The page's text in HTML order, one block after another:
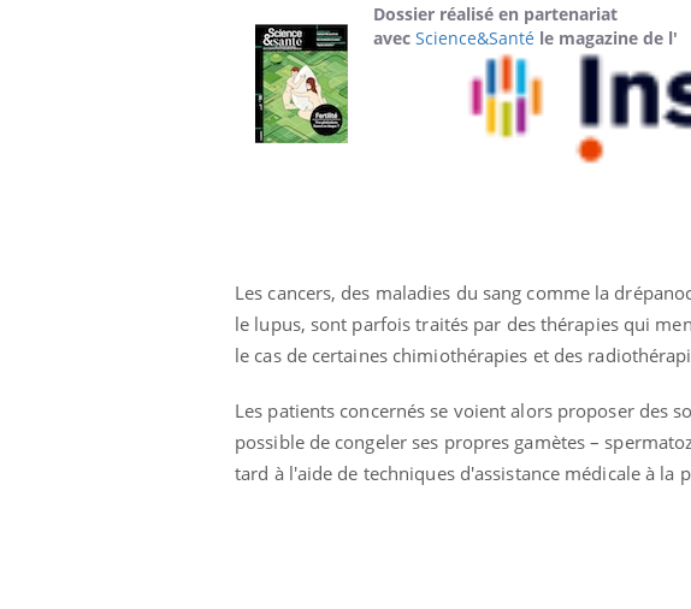
Dossier réalisé en partenariat
avec Science&Santé le magazine de l'
Les cancers, des maladies du sang comme la
le lupus, sont parfois traités par des thérapies qui
le cas de certaines chimiothérapies et des
Les patients concernés se voient alors proposer
possible de congeler ses propres gamètes –
tard à l'aide de techniques d'assistance médicale à la
VIH : la fin du comprimé
tous les jours se profile-t-
elle enfin ?
Pourquoi votre ventre
gâche-t-il les premiers
jours de vos vacances ?
Le
de